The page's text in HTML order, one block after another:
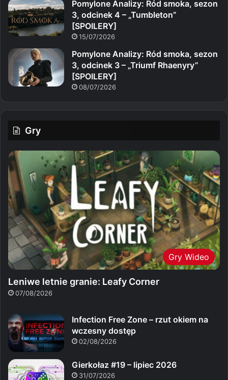
Pomylone Analizy: Ród smoka, sezon
3, odcinek 4 – „Tumbleton”
[SPOILERY]
15/07/2026
Pomylone Analizy: Ród smoka, sezon
3, odcinek 3 – „Triumf Rhaenyry”
[SPOILERY]
08/07/2026
Gry
Gry Wideo
Leniwe letnie granie: Leafy Corner
07/08/2026
Infection Free Zone – rzut okiem na
wczesny dostęp
02/08/2026
Gierkołaz #19 – lipiec 2026
31/07/2026